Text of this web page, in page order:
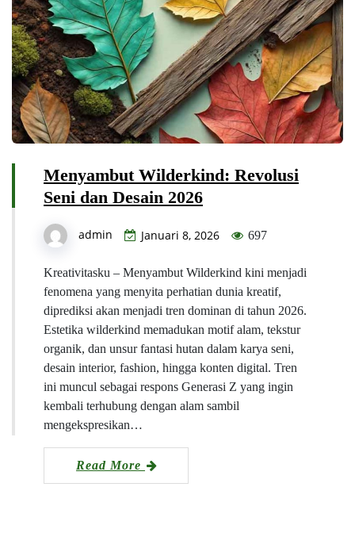
Menyambut Wilderkind: Revolusi
Seni dan Desain 2026
admin Januari 8, 2026 697
Kreativitasku – Menyambut Wilderkind kini menjadi
fenomena yang menyita perhatian dunia kreatif,
diprediksi akan menjadi tren dominan di tahun 2026.
Estetika wilderkind memadukan motif alam, tekstur
organik, dan unsur fantasi hutan dalam karya seni,
desain interior, fashion, hingga konten digital. Tren
ini muncul sebagai respons Generasi Z yang ingin
kembali terhubung dengan alam sambil
mengekspresikan…
Read More